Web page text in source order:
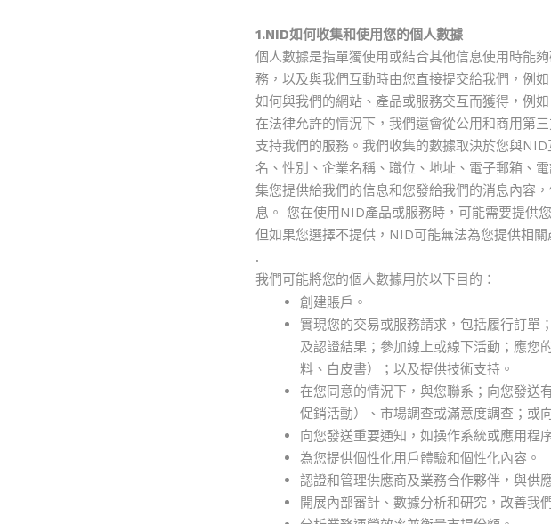
1.NID如何收集和使用您的個人數據
個人數據是指單獨使用或結合其他信息使用時能
務，以及與我們互動時由您直接提交給我們，例
如何與我們的網站、產品或服務交互而獲得，例
在法律允許的情況下，我們還會從公用和商用第
支持我們的服務。我們收集的數據取決於您與
名、性別、企業名稱、職位、地址、電子郵箱、
集您提供給我們的信息和您發給我們的消息內容
息。 您在使用NID產品或服務時，可能需要提供
但如果您選擇不提供，NID可能無法為您提供相
.
我們可能將您的個人數據用於以下目的：
創建賬戶。
實現您的交易或服務請求，包括履行訂單
及認證結果；參加線上或線下活動；應您
料、白皮書）；以及提供技術支持。
在您同意的情況下，與您聯系；向您發送
促銷活動）、市場調查或滿意度調查；或
向您發送重要通知，如操作系統或應用程
為您提供個性化用戶體驗和個性化內容。
認證和管理供應商及業務合作夥伴，與供
開展內部審計、數據分析和研究，改善我